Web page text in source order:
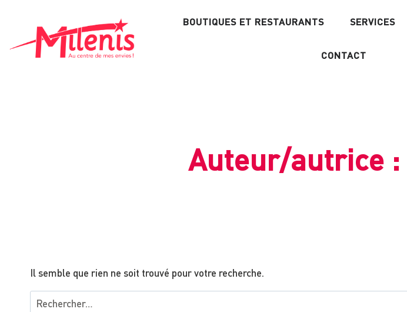
contenu
BOUTIQUES ET RESTAURANTS SERVICES
CONTACT
Auteur/autrice :
Il semble que rien ne soit trouvé pour votre recherche.
Rechercher :